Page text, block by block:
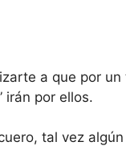
a que por
irán por ellos.
tal vez